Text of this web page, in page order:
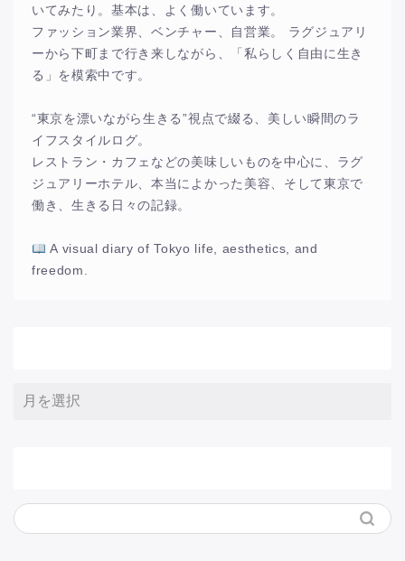
いてみたり。基本は、よく働いています。
ファッション業界、ベンチャー、自営業。 ラグジュアリ
ーから下町まで行き来しながら、「私らしく自由に生き
る」を模索中です。
“東京を漂いながら生きる”視点で綴る、美しい瞬間のラ
イフスタイルログ。
レストラン・カフェなどの美味しいものを中心に、ラグ
ジュアリーホテル、本当によかった美容、そして東京で
働き、生きる日々の記録。
A visual diary of Tokyo life, aesthetics, and
freedom.